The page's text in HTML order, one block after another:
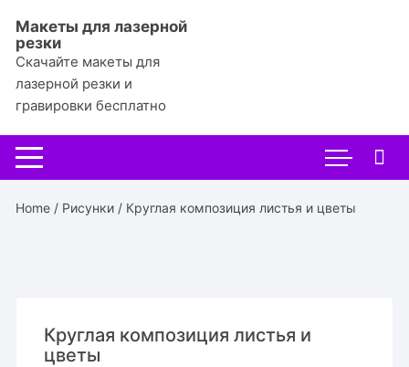
содержимому
Макеты для лазерной
резки
Скачайте макеты для
лазерной резки и
гравировки бесплатно
Home / Рисунки / Круглая композиция листья и цветы
Круглая композиция листья и
цветы